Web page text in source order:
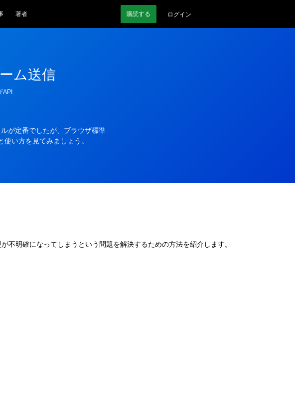
著者 購読する ログイン
ム送信
API
が定番でしたが、ブラウザ標準
い方を見てみましょう。
明確になってしまうという問題を解決するための方法を紹介します。